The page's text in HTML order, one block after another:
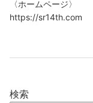
〈ホームページ〉
https://sr14th.com
検索